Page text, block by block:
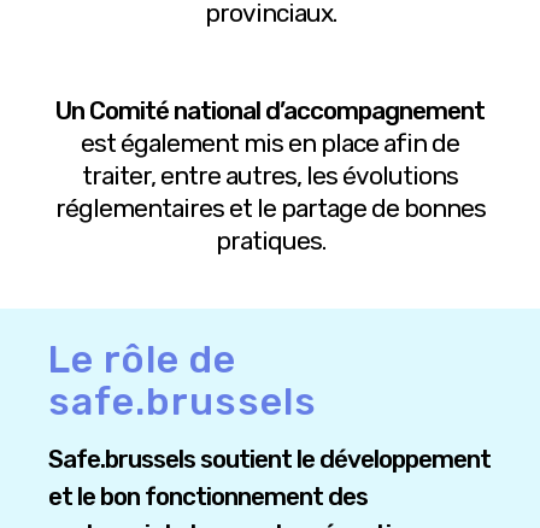
provinciaux.
Un Comité national d’accompagnement
est également mis en place afin de
traiter, entre autres, les évolutions
réglementaires et le partage de bonnes
pratiques.
Le rôle de
safe.brussels
Safe.brussels soutient le développement
et le bon fonctionnement des